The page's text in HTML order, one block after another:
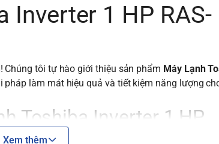
Inverter 1 HP RAS-
! Chúng tôi tự hào giới thiệu sản phẩm Máy Lạnh
pháp làm mát hiệu quả và tiết kiệm năng lượng
Toshiba Inverter 1 HP
Xem thêm